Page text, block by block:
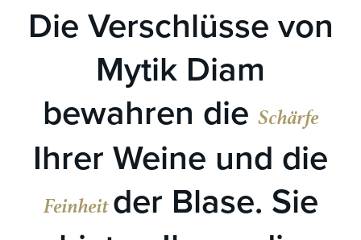
Die Verschlüsse von
Mytik Diam
bewahren die Schärfe
Ihrer Weine und die
Feinheitder Blase. Sie